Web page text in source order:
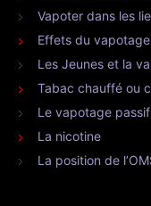
Vapoter dans les
Effets du
Les Jeunes et la
Tabac chauffé ou
Le vapotage passif
La nicotine
La position de